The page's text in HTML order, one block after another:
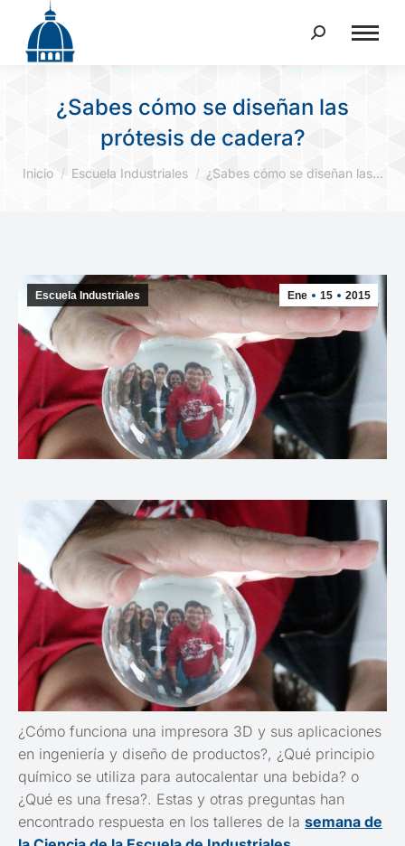
Buscar:
¿Sabes cómo se diseñan las
prótesis de cadera?
Estás aquí:
Inicio Escuela Industriales ¿Sabes cómo se diseñan las…
Ene 15 2015
Escuela Industriales
¿Cómo funciona una impresora 3D y sus aplicaciones
en ingeniería y diseño de productos?, ¿Qué principio
químico se utiliza para autocalentar una bebida? o
¿Qué es una fresa?. Estas y otras preguntas han
encontrado respuesta en los talleres de la semana de